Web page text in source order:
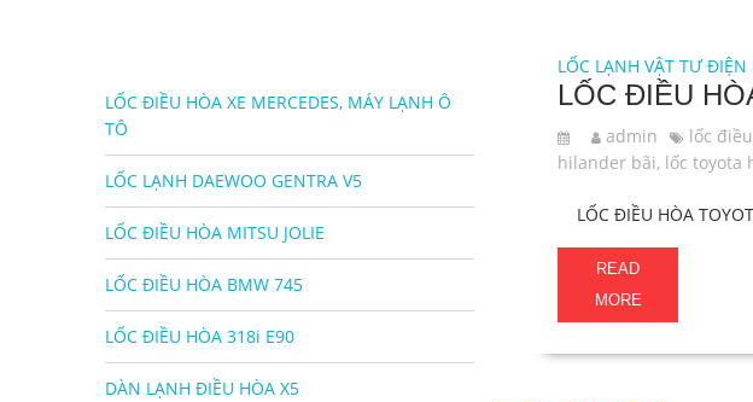
LỐC LẠNH VẬT TƯ ĐIỆN
LỐC ĐIỀU
admin lốc
hilander bãi, lốc toyota
LỐC ĐIỀU HÒA
READ
MORE
LỐC ĐIỀU HÒA XE MERCEDES, MÁY LẠNH Ô
TÔ
LỐC LẠNH DAEWOO GENTRA V5
LỐC ĐIỀU HÒA MITSU JOLIE
LỐC ĐIỀU HÒA BMW 745
LỐC ĐIỀU HÒA 318i E90
DÀN LẠNH ĐIỀU HÒA X5